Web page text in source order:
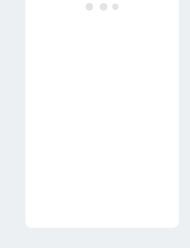
Вражеские дроны сбивали